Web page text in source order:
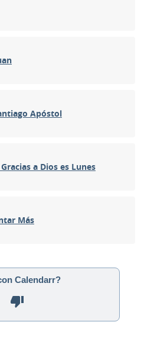
Apóstol
a Dios es Lunes
Más
Calendarr?